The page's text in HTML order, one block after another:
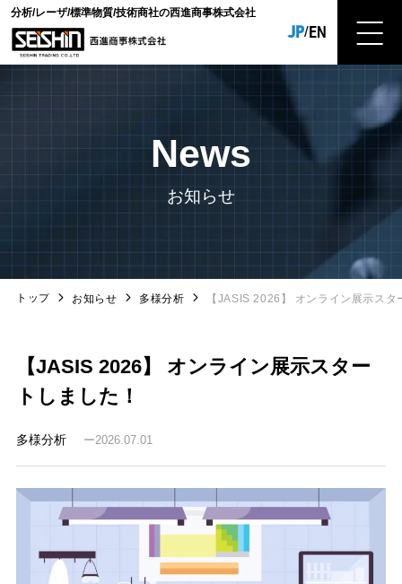
分析/レーザ/標準物質/技術商社の西進商事株式会社
JP/EN
News
お知らせ
トップ お知らせ 多様分析 【JASIS 2026】 オンライン展示スタ
【JASIS 2026】 オンライン展示スター
トしました！
多様分析 2026.07.01